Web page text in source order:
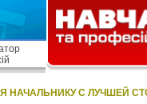
НАЧАЛЬНИКУ С ЛУЧШЕЙ